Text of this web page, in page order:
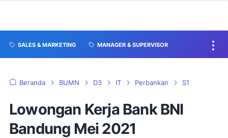
SALES & MARKETING MANAGER & SUPERVISOR
Beranda BUMN D3 IT Perbankan S1
Lowongan Kerja Bank BNI
Bandung Mei 2021